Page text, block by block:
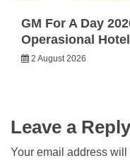
GM For A Day
Operasional
2 August 2026
Leave a Reply
Your email address